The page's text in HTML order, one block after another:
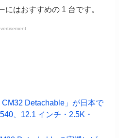
にはおすすめの 1 台です。
CM32 Detachable」が日本で
、12.1 インチ・2.5K・